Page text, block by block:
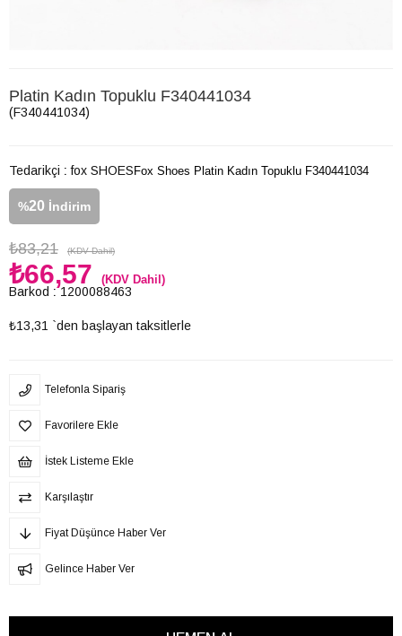
Platin Kadın Topuklu F340441034
(F340441034)
Tedarikçi : fox SHOES
%20 İndirim
₺83,21 (KDV Dahil)
₺66,57 (KDV Dahil)
Barkod : 1200088463
₺13,31 `den başlayan taksitlerle
Fox Shoes Platin Kadın Topuklu F340441034
Telefonla Sipariş
Favorilere Ekle
İstek Listeme Ekle
Karşılaştır
Fiyat Düşünce Haber Ver
Gelince Haber Ver